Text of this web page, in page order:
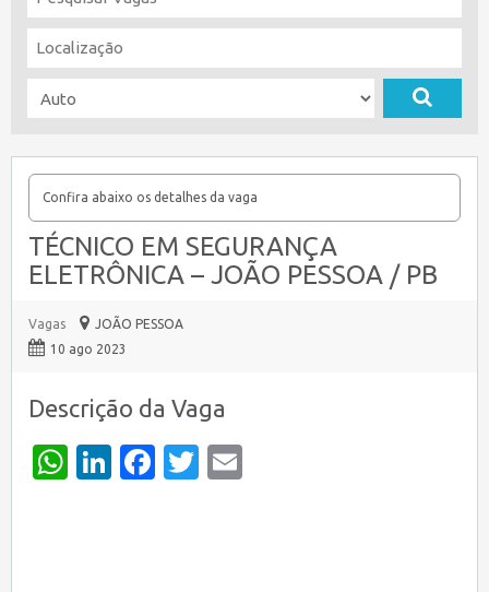
Confira abaixo os detalhes da vaga
TÉCNICO EM SEGURANÇA
ELETRÔNICA – JOÃO PESSOA / PB
Vagas
JOÃO PESSOA
10 ago 2023
Descrição da Vaga
WhatsApp
LinkedIn
Facebook
Twitter